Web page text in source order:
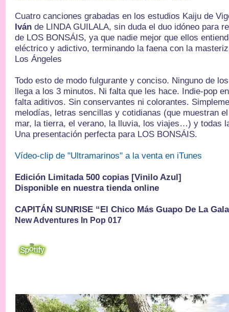
Cuatro canciones grabadas en los estudios Kaiju de
Iván de LINDA GUILALA, sin duda el duo idóneo para
de LOS BONSÁIS, ya que nadie mejor que ellos
eléctrico y adictivo, terminando la faena con la
Los Ángeles
Todo esto de modo fulgurante y conciso. Ninguno de
llega a los 3 minutos. Ni falta que les hace. Indie-pop
falta aditivos. Sin conservantes ni colorantes.
melodías, letras sencillas y cotidianas (que muestran
mar, la tierra, el verano, la lluvia, los viajes…) y todas
Una presentación perfecta para LOS BONSÁIS.
Vídeo-clip de "Ultramarinos" a la venta en iTunes
Edición Limitada 500 copias [Vinilo Azul]
Disponible en nuestra tienda online
CAPITÁN SUNRISE “El Chico Más Guapo De La
New Adventures In Pop 017